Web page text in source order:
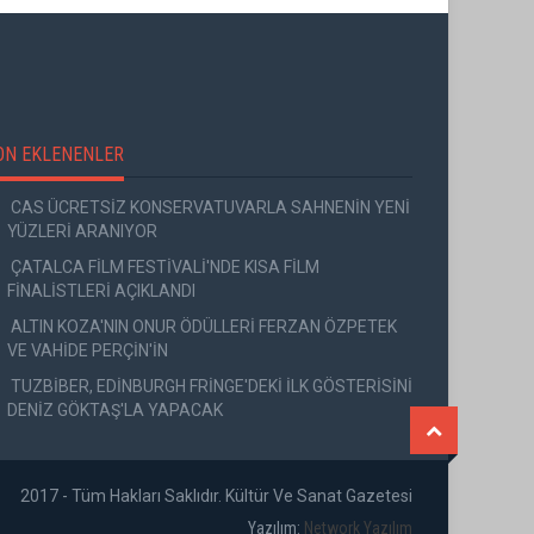
EKLENENLER
CAS ÜCRETSİZ KONSERVATUVARLA SAHNENİN YENİ
YÜZLERİ ARANIYOR
ÇATALCA FİLM FESTİVALİ'NDE KISA FİLM
FİNALİSTLERİ AÇIKLANDI
ALTIN KOZA'NIN ONUR ÖDÜLLERİ FERZAN ÖZPETEK
VE VAHİDE PERÇİN'İN
TUZBİBER, EDİNBURGH FRİNGE'DEKİ İLK GÖSTERİSİNİ
DENİZ GÖKTAŞ'LA YAPACAK
2017 - Tüm Hakları Saklıdır. Kültür Ve Sanat Gazetesi
Yazılım: Network Yazılım